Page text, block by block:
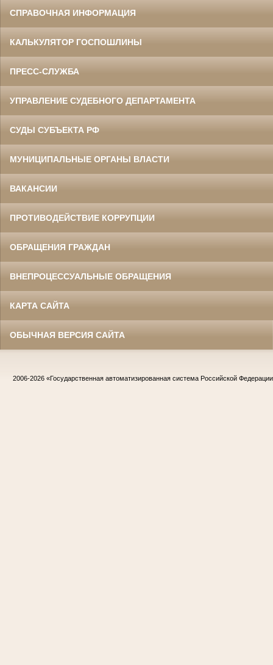
СПРАВОЧНАЯ ИНФОРМАЦИЯ
КАЛЬКУЛЯТОР ГОСПОШЛИНЫ
ПРЕСС-СЛУЖБА
УПРАВЛЕНИЕ СУДЕБНОГО ДЕПАРТАМЕНТА
СУДЫ СУБЪЕКТА РФ
МУНИЦИПАЛЬНЫЕ ОРГАНЫ ВЛАСТИ
ВАКАНСИИ
ПРОТИВОДЕЙСТВИЕ КОРРУПЦИИ
ОБРАЩЕНИЯ ГРАЖДАН
ВНЕПРОЦЕССУАЛЬНЫЕ ОБРАЩЕНИЯ
КАРТА САЙТА
ОБЫЧНАЯ ВЕРСИЯ САЙТА
2006-2026 «Государственная автоматизированная система Российской